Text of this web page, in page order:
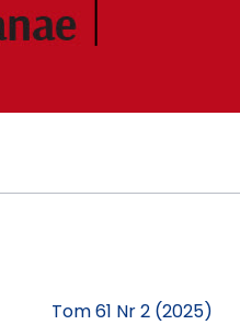
Tom 61 Nr 2 (2025)